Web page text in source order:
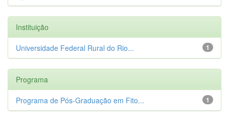
Instituição
1
Universidade Federal Rural do Rio...
Programa
1
Programa de Pós-Graduação em Fito...